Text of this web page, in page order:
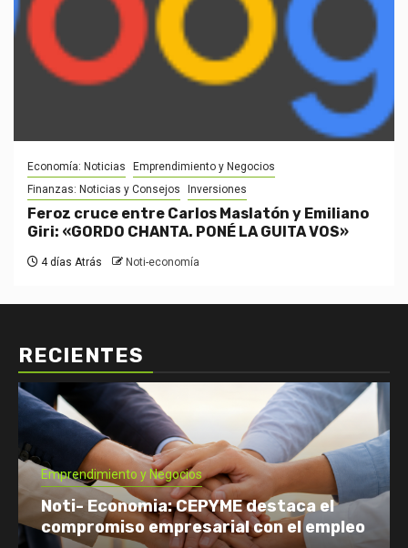
Economía: Noticias
Emprendimiento y Negocios
Finanzas: Noticias y Consejos
Inversiones
Feroz cruce entre Carlos Maslatón y Emiliano
Giri: «GORDO CHANTA. PONÉ LA GUITA VOS»
4 días Atrás Noti-economía
RECIENTES
Economía: Noticias
Emprendimiento y Negocios
Finanzas: Noticias y Consejos Inversiones
Tomás Rebord EN VIVO: dónde verlo, a
qué hora y por qué es tendencia